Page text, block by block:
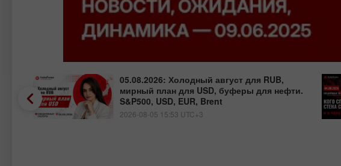
05.08.2026: Холодный август для RUB,
мирный план для USD, буферы для нефти.
S&P500, USD, EUR, Brent
2026-08-05 15:53 UTC+3